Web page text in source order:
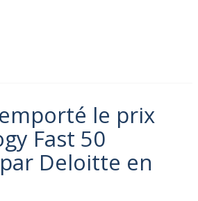
le prix
Fast 50
Deloitte en